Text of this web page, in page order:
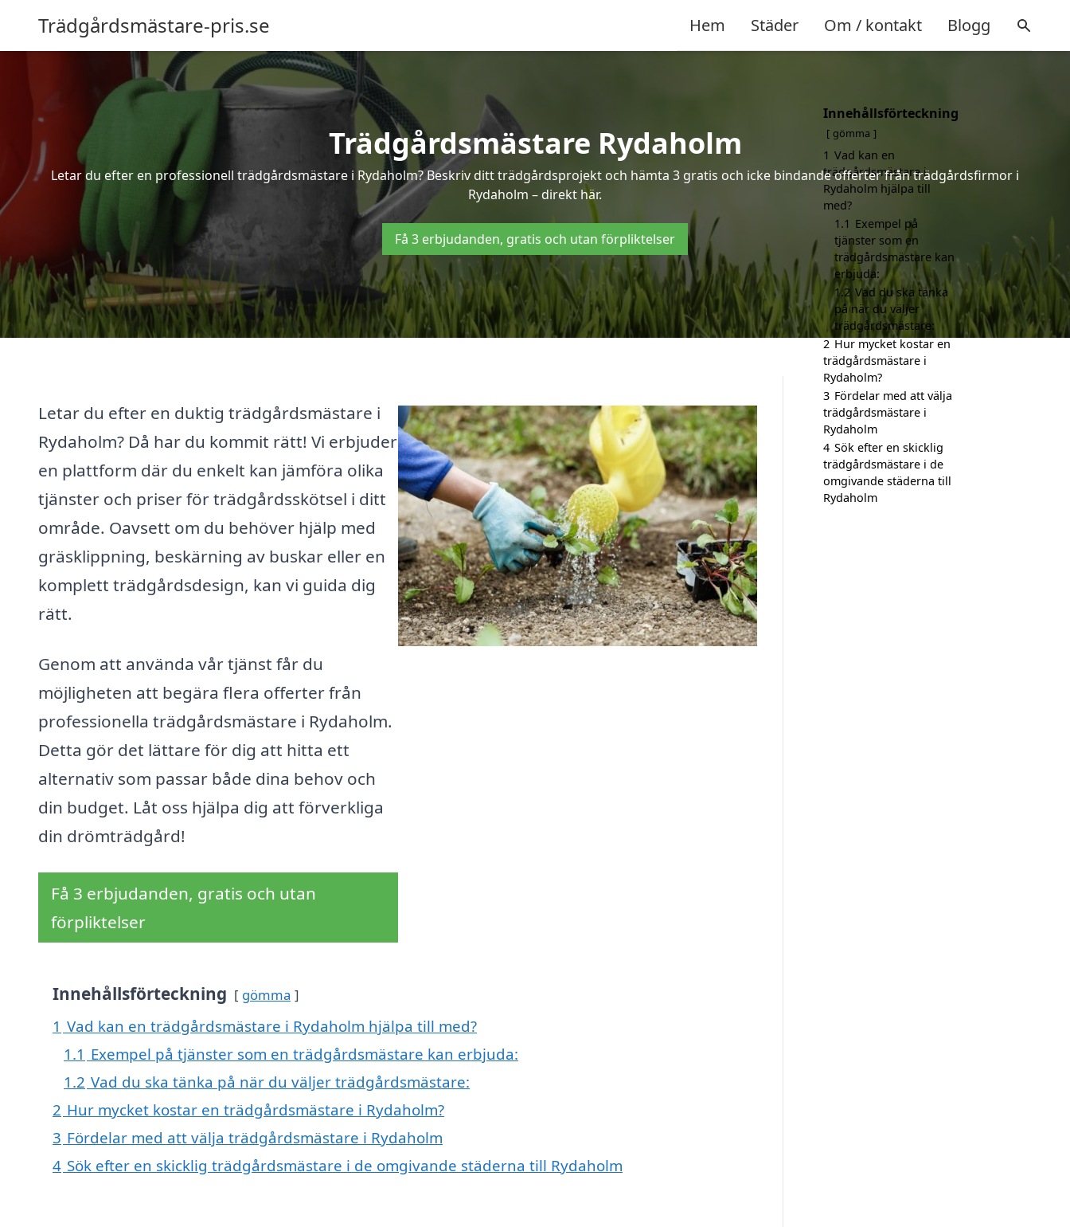
Trädgårdsmästare-pris.se Hem Städer Om / kontakt Blogg
Trädgårdsmästare Rydaholm
Letar du efter en professionell trädgårdsmästare i Rydaholm? Beskriv ditt trädgårdsprojekt och hämta 3 gratis och icke bindande offerter från trädgårdsfirmor i
Rydaholm – direkt här.
Få 3 erbjudanden, gratis och utan förpliktelser
Letar du efter en duktig trädgårdsmästare i
Rydaholm? Då har du kommit rätt! Vi erbjuder
en plattform där du enkelt kan jämföra olika
tjänster och priser för trädgårdsskötsel i ditt
område. Oavsett om du behöver hjälp med
gräsklippning, beskärning av buskar eller en
komplett trädgårdsdesign, kan vi guida dig
rätt.
Genom att använda vår tjänst får du
möjligheten att begära flera offerter från
professionella trädgårdsmästare i Rydaholm.
Detta gör det lättare för dig att hitta ett
alternativ som passar både dina behov och
din budget. Låt oss hjälpa dig att förverkliga
din drömträdgård!
Få 3 erbjudanden, gratis och utan
förpliktelser
Innehållsförteckning gömma
1 Vad kan en trädgårdsmästare i Rydaholm hjälpa till med?
1.1 Exempel på tjänster som en trädgårdsmästare kan erbjuda:
1.2 Vad du ska tänka på när du väljer trädgårdsmästare:
2 Hur mycket kostar en trädgårdsmästare i Rydaholm?
3 Fördelar med att välja trädgårdsmästare i Rydaholm
4 Sök efter en skicklig trädgårdsmästare i de omgivande städerna till Rydaholm
Innehållsförteckning
gömma
1 Vad kan en
trädgårdsmästare i
Rydaholm hjälpa till
med?
1.1 Exempel på
tjänster som en
trädgårdsmästare kan
erbjuda:
1.2 Vad du ska tänka
på när du väljer
trädgårdsmästare:
2 Hur mycket kostar en
trädgårdsmästare i
Rydaholm?
3 Fördelar med att välja
trädgårdsmästare i
Rydaholm
4 Sök efter en skicklig
trädgårdsmästare i de
omgivande städerna till
Rydaholm